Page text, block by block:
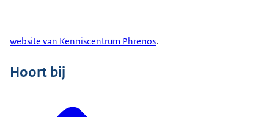
website van Kenniscentrum Phrenos.
Hoort bij